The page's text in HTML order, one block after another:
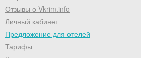
Отзывы о Vkrim.info
Личный кабинет
Предложение для отелей
Тарифы